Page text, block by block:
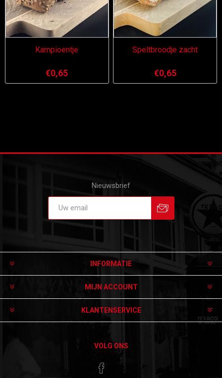
Kampioentje
€0,65
Speltbroodje zacht
€0,65
Nieuwsbrief
INFORMATIE
MIJN ACCOUNT
KLANTENSERVICE
VOLG ONS